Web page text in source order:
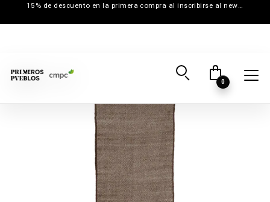
15% de descuento en la primera compra al inscribirse al newsletter
0